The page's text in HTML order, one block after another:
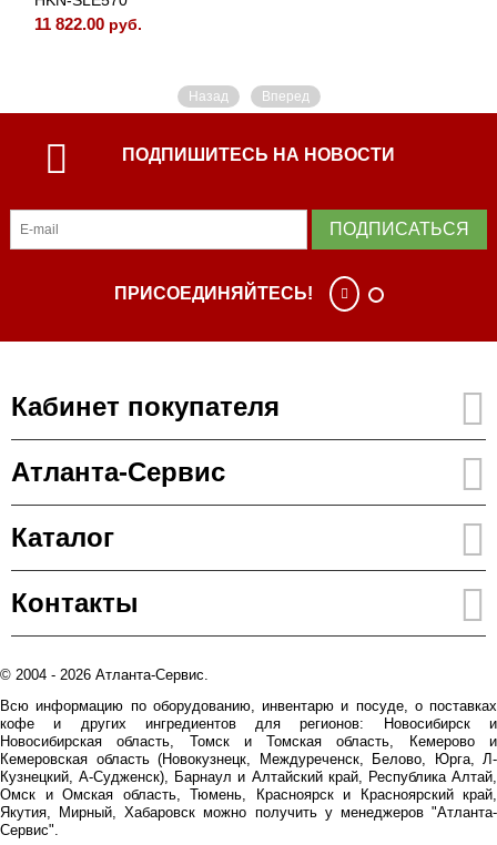
11 822.00 руб.
Назад Вперед
ПОДПИШИТЕСЬ НА НОВОСТИ
ПОДПИСАТЬСЯ
ПРИСОЕДИНЯЙТЕСЬ!
Кабинет покупателя
Атланта-Сервис
Каталог
Контакты
© 2004 - 2026 Атланта-Сервис.
Всю информацию по оборудованию, инвентарю и посуде, о поставках
кофе и других ингредиентов для регионов: Новосибирск и
Новосибирская область, Томск и Томская область, Кемерово и
Кемеровская область (Новокузнецк, Междуреченск, Белово, Юрга, Л-
Кузнецкий, А-Судженск), Барнаул и Алтайский край, Республика Алтай,
Омск и Омская область, Тюмень, Красноярск и Красноярский край,
Якутия, Мирный, Хабаровск можно получить у менеджеров "Атланта-
Сервис".